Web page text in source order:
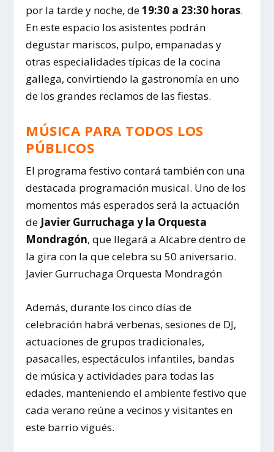
por la tarde y noche, de19:30 a 23:30 horas.
En este espacio los asistentes podrán
degustar mariscos, pulpo, empanadas y
otras especialidades típicas de la cocina
gallega, convirtiendo la gastronomía en uno
de los grandes reclamos de las fiestas.
MÚSICA PARA TODOS LOS
PÚBLICOS
El programa festivo contará también con una
destacada programación musical. Uno de los
momentos más esperados será la actuación
de Javier Gurruchaga y la Orquesta
Mondragón, que llegará a Alcabre dentro de
la gira con la que celebra su 50 aniversario.
Javier Gurruchaga Orquesta Mondragón
Además, durante los cinco días de
celebración habrá verbenas, sesiones de DJ,
actuaciones de grupos tradicionales,
pasacalles, espectáculos infantiles, bandas
de música y actividades para todas las
edades, manteniendo el ambiente festivo que
cada verano reúne a vecinos y visitantes en
este barrio vigués.